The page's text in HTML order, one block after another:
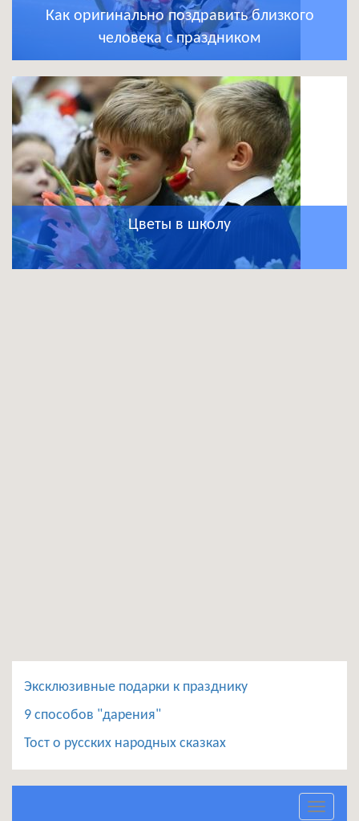
Как оригинально поздравить близкого
человека с праздником
Цветы в школу
Эксклюзивные подарки к празднику
9 способов "дарения"
Тост о русских народных сказках
Toggle